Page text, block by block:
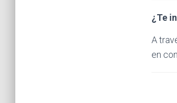
¿Te
A
en